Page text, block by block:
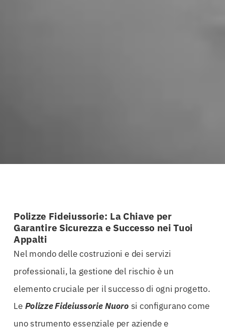
Polizze Fideiussorie: La Chiave per
Garantire Sicurezza e Successo nei Tuoi
Appalti
Nel mondo delle costruzioni e dei servizi
professionali, la gestione del rischio è un
elemento cruciale per il successo di ogni progetto.
Le Polizze Fideiussorie Nuoro si configurano come
uno strumento essenziale per aziende e